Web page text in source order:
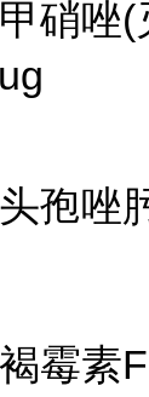
硝唑(
孢唑
霉素